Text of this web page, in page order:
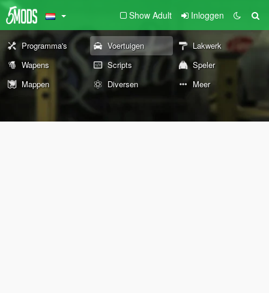
Show Adult Inloggen
Programma's Voertuigen
Lakwerk
Wapens
Scripts
Speler
Mappen
Diversen Meer